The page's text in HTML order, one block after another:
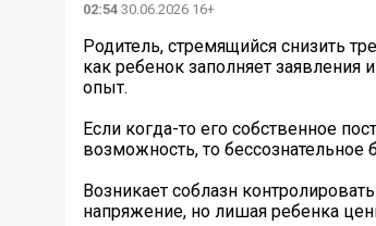
02:54 30.06.2026 16+
Родитель, стремящийся снизить
как ребенок заполняет
опыт.
Если когда-то его собственное
возможность, то бессознательное
Возникает соблазн
напряжение, но лишая ребенка